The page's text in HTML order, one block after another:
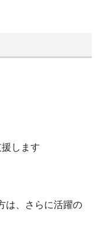
します
は、さらに活躍の